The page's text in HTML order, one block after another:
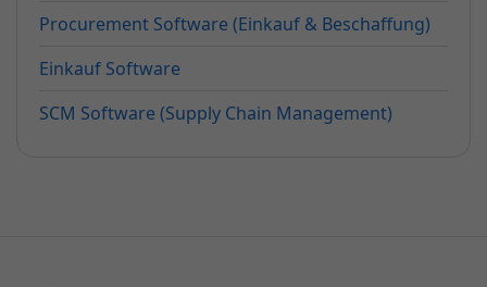
Procurement Software (Einkauf & Beschaffung)
Einkauf Software
SCM Software (Supply Chain Management)